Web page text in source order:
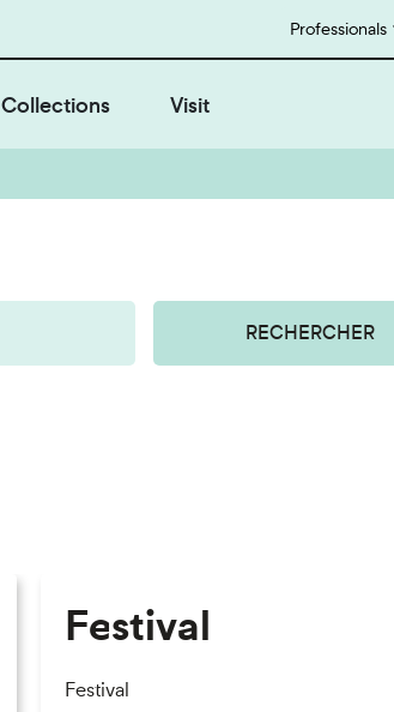
Professionals
Collections Visit
RECHERCHER
Festival
Festival